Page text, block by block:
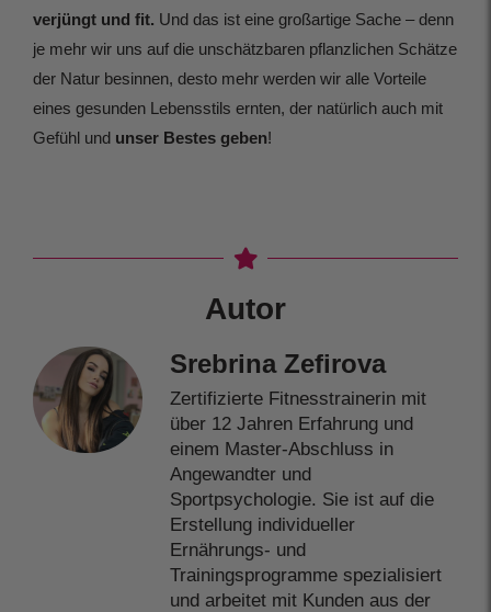
verjüngt und fit. Und das ist eine großartige Sache – denn
je mehr wir uns auf die unschätzbaren pflanzlichen Schätze
der Natur besinnen, desto mehr werden wir alle Vorteile
eines gesunden Lebensstils ernten, der natürlich auch mit
Gefühl und unser Bestes geben!
Autor
Srebrina Zefirova
Zertifizierte Fitnesstrainerin mit
über 12 Jahren Erfahrung und
einem Master-Abschluss in
Angewandter und
Sportpsychologie. Sie ist auf die
Erstellung individueller
Ernährungs- und
Trainingsprogramme spezialisiert
und arbeitet mit Kunden aus der